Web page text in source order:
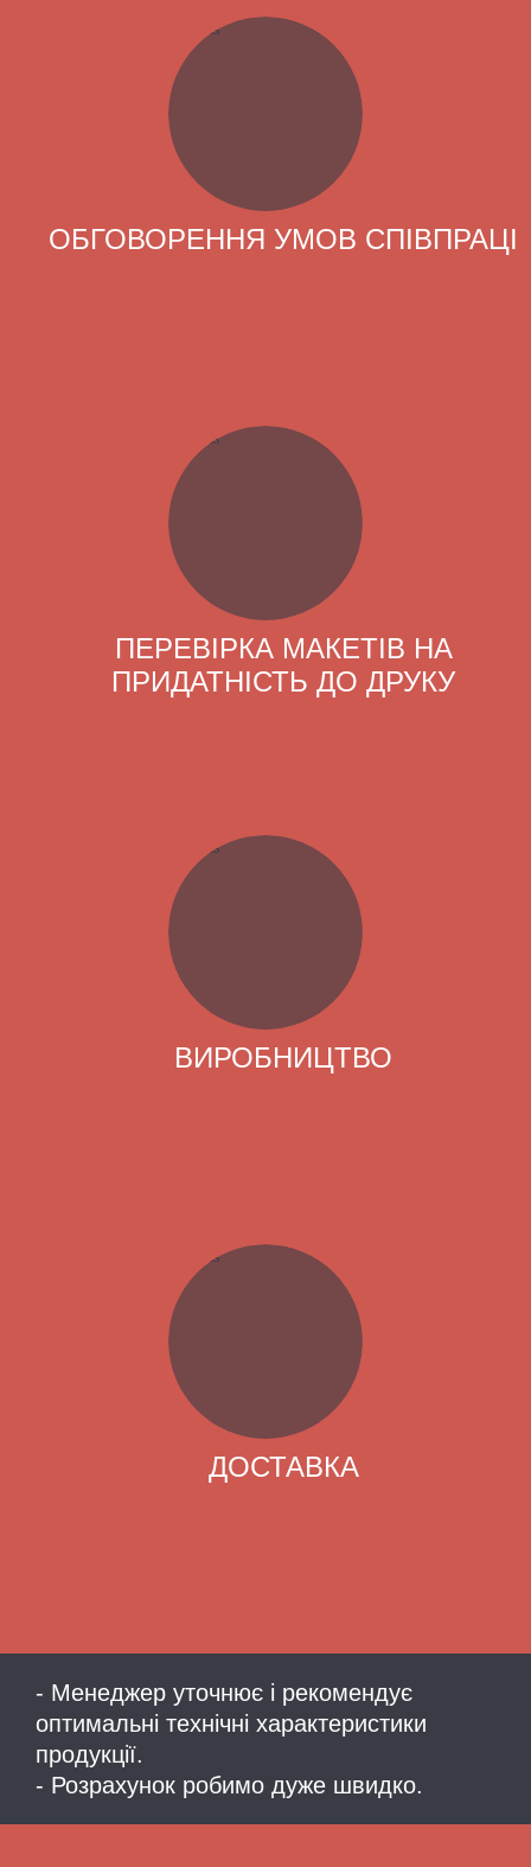
ОБГОВОРЕННЯ УМОВ СПІВПРАЦІ
ПЕРЕВІРКА МАКЕТІВ НА
ПРИДАТНІСТЬ ДО ДРУКУ
ВИРОБНИЦТВО
ДОСТАВКА
- Менеджер уточнює і рекомендує
оптимальні технічні характеристики
продукції.
- Розрахунок робимо дуже швидко.